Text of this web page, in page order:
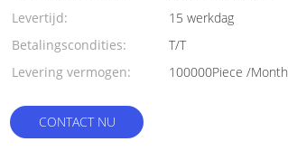
Levertijd:
15 werkdag
Betalingscondities:
T/T
Levering vermogen:
100000Piece /Month
CONTACT NU